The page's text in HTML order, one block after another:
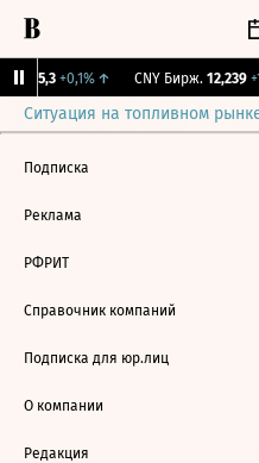
115,3 +0,1%↑ CNY Бирж. 12,239
Ситуация на топливном
Подписка
Реклама
РФРИТ
Справочник компаний
Подписка для юр.лиц
О компании
Редакция